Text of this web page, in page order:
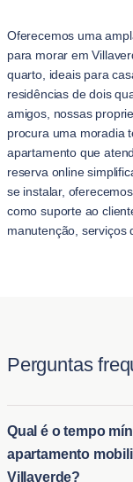
Oferecemos uma
para morar em
quarto, ideais para
residências de dois
amigos, nossas
procura uma moradia
apartamento que
reserva online
se instalar,
como suporte ao
manutenção, serviços
Perguntas
Qual é o tempo
apartamento
Villaverde?